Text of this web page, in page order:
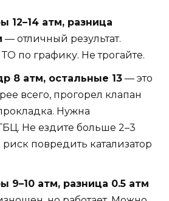
12–14 атм, разница
— отличный результат.
по графику. Не трогайте.
8 атм, остальные 13 — это
всего, прогорел клапан
Нужна
Не ездите больше 2–3
повредить катализатор
9–10 атм, разница 0.5 атм